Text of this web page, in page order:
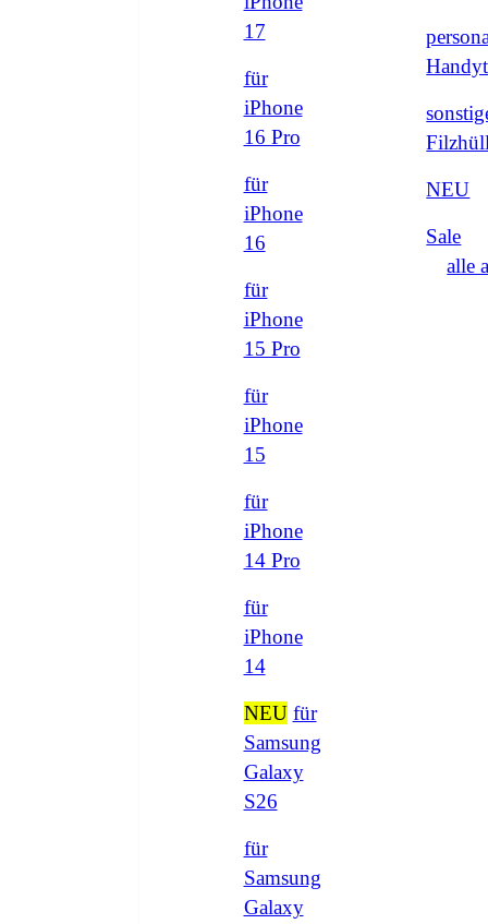
17
für
iPhone
16 Pro
für
iPhone
16
für
iPhone
15 Pro
für
iPhone
15
für
iPhone
14 Pro
für
iPhone
14
NEU für
Samsung
Galaxy
S26
für
Samsung
Galaxy
NEU
Sale
alle